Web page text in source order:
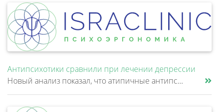
Антипсихотики сравнили при лечении депрессии
Новый анализ показал, что атипичные антипсихотики, которые иногда добавляют к антидепрессантам при большом депрессивном......